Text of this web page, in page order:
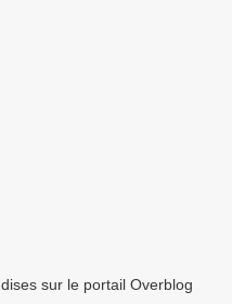
sur le portail Overblog